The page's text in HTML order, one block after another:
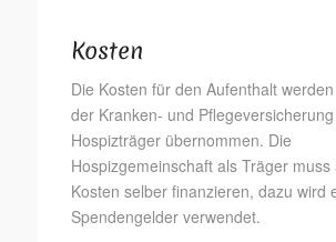
Kosten
Die Kosten für den Aufenthalt
der Kranken- und
Hospizträger übernommen. Die
Hospizgemeinschaft als Träger muss
Kosten selber finanzieren, dazu wird
Spendengelder verwendet.